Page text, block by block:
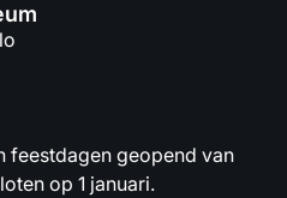
feestdagen geopend van
op 1 januari.